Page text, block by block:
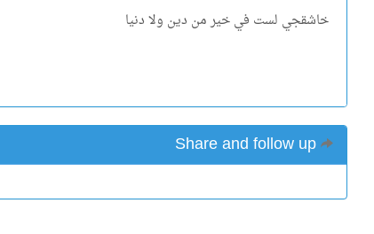
خاشقجي لست في خير من دين ولا دنيا